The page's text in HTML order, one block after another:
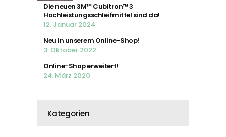
Die neuen 3M™ Cubitron™ 3
Hochleistungsschleifmittel sind da!
12. Januar 2024
Neu in unserem Online-Shop!
3. Oktober 2022
Online-Shop erweitert!
24. März 2020
Kategorien